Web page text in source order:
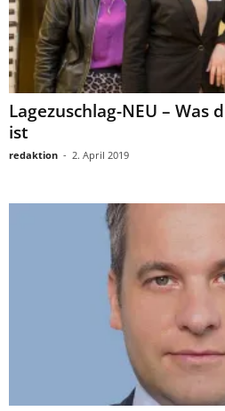
Lagezuschlag-NEU – Was
ist
redaktion - 2. April 2019